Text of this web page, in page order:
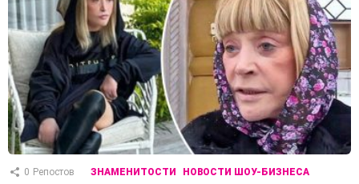
0 Репостов ЗНАМЕНИТОСТИ НОВОСТИ ШОУ-БИЗНЕСА